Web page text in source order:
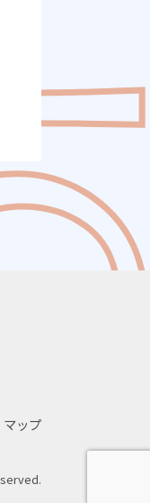
マップ